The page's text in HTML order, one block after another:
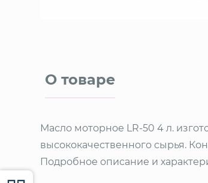
О товаре
Масло моторное LR-50 4 л.
высококачественного сырья.
Подробное описание и